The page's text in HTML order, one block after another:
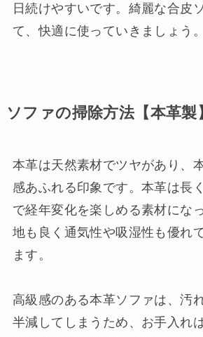
日続けやすいです。綺麗な合皮
て、快適に使っていきましょう。
ソファの掃除方法【本革製
本革は天然素材でツヤがあり、
感あふれる印象です。本革は長
で経年変化を楽しめる素材にな
地も良く通気性や吸湿性も優れ
ます。
高級感のある本革ソファは、汚
半減してしまうため、お手入れ